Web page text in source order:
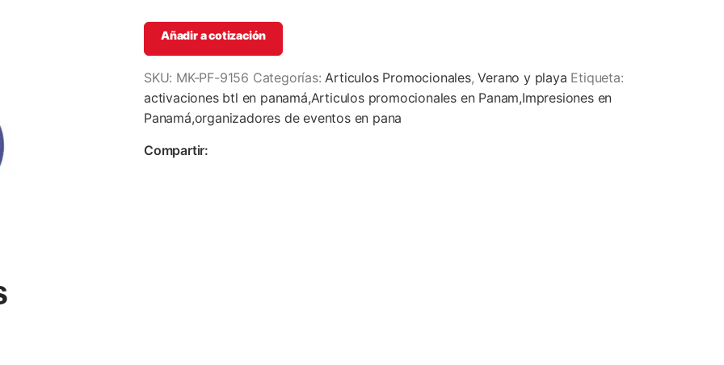
Añadir a cotización
SKU: MK-PF-9156 Categorías: Articulos Promocionales, Verano y playa Etiqueta:
activaciones btl en panamá,Articulos promocionales en Panam,Impresiones en
Panamá,organizadores de eventos en pana
Compartir: